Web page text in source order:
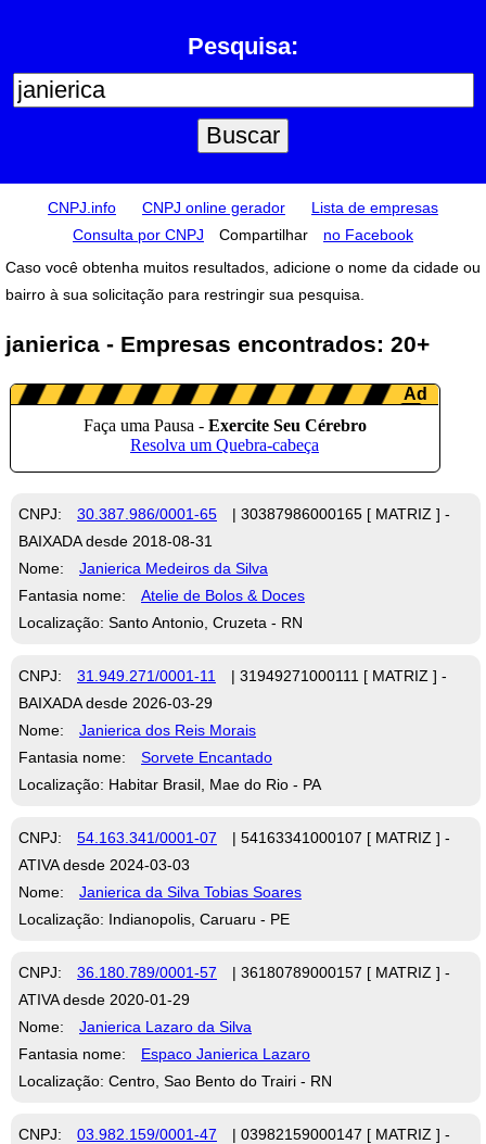
Pesquisa:
CNPJ.info CNPJ online gerador
Lista de empresas
Consulta por CNPJ
Compartilhar
no Facebook
Caso você obtenha muitos resultados, adicione o nome da cidade ou
bairro à sua solicitação para restringir sua pesquisa.
janierica - Empresas encontrados: 20+
CNPJ: 30.387.986/0001-65
| 30387986000165 [ MATRIZ ] -
BAIXADA desde 2018-08-31
Nome:
Janierica Medeiros da Silva
Fantasia nome:
Atelie de Bolos & Doces
Localização: Santo Antonio, Cruzeta - RN
CNPJ: 31.949.271/0001-11
| 31949271000111 [ MATRIZ ] -
BAIXADA desde 2026-03-29
Nome:
Janierica dos Reis Morais
Fantasia nome:
Sorvete Encantado
Localização: Habitar Brasil, Mae do Rio - PA
CNPJ: 54.163.341/0001-07
| 54163341000107 [ MATRIZ ] -
ATIVA desde 2024-03-03
Nome:
Janierica da Silva Tobias Soares
Localização: Indianopolis, Caruaru - PE
CNPJ: 36.180.789/0001-57
| 36180789000157 [ MATRIZ ] -
ATIVA desde 2020-01-29
Nome:
Janierica Lazaro da Silva
Fantasia nome:
Espaco Janierica Lazaro
Localização: Centro, Sao Bento do Trairi - RN
CNPJ: 03.982.159/0001-47
| 03982159000147 [ MATRIZ ] -